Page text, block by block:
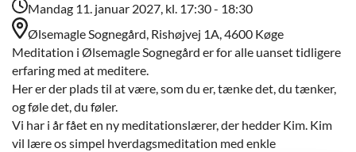
Mandag 11. januar 2027, kl. 17:30 - 18:30
Ølsemagle Sognegård, Rishøjvej 1A, 4600 Køge
Meditation i Ølsemagle Sognegård er for alle uanset tidligere
erfaring med at meditere.
Her er der plads til at være, som du er, tænke det, du tænker,
og føle det, du føler.
Vi har i år fået en ny meditationslærer, der hedder Kim. Kim
vil lære os simpel hverdagsmeditation med enkle